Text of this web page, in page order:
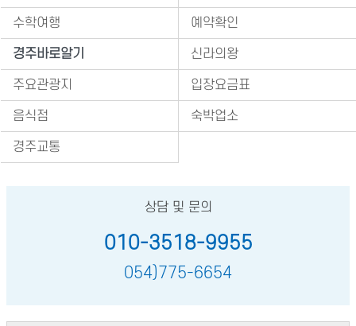
수학여행 예약확인
경주바로알기 신라의왕
주요관광지 입장요금표
음식점 숙박업소
경주교통
상담 및 문의
010-3518-9955
054)775-6654